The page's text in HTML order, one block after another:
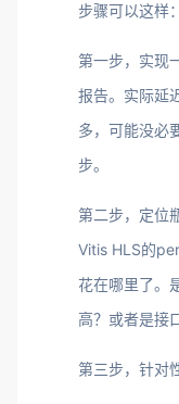
步骤可以这样：
第一步，实现
报告。实际延
多，可能没必
步。
第二步，定位
Vitis HLS的
花在哪里了。
高？或者是接
第三步，针对